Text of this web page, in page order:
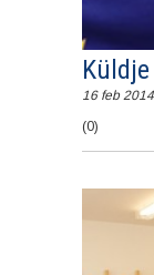
16 feb 2014
(0)